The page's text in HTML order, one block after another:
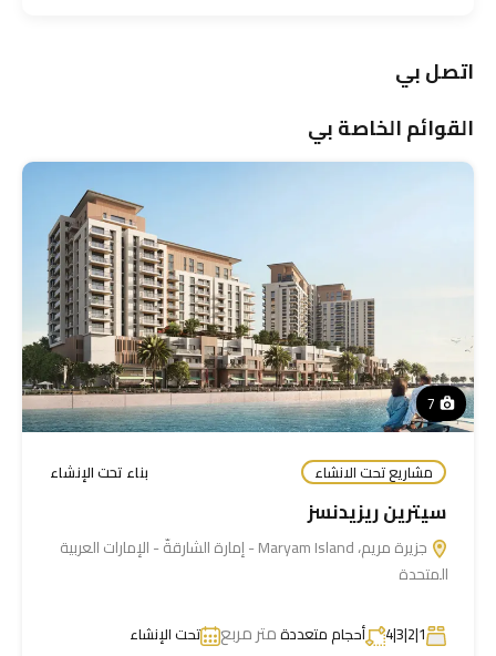
اتصل بي
القوائم الخاصة بي
7
مشاريع تحت الانشاء بناء تحت الإنشاء
سيترين ريزيدنسز
جزيرة مريم، Maryam Island - إمارة الشارقةّ - الإمارات العربية
المتحدة
1|2|3|4 أحجام متعددةمتر مربع تحت الإنشاء